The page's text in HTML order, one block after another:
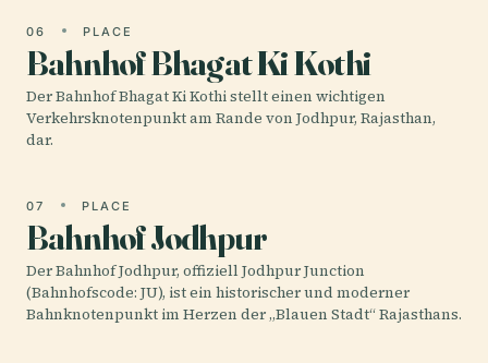
06 PLACE
Bahnhof Bhagat Ki Kothi
Der Bahnhof Bhagat Ki Kothi stellt einen wichtigen
Verkehrsknotenpunkt am Rande von Jodhpur, Rajasthan,
dar.
07 PLACE
Bahnhof Jodhpur
Der Bahnhof Jodhpur, offiziell Jodhpur Junction
(Bahnhofscode: JU), ist ein historischer und moderner
Bahnknotenpunkt im Herzen der „Blauen Stadt“ Rajasthans.